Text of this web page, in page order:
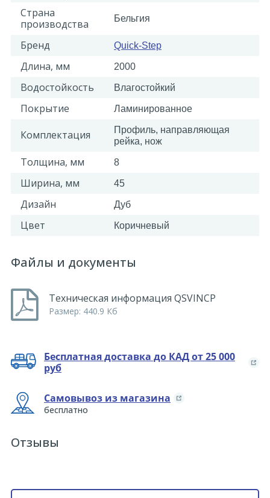
Страна
производства
Бельгия
Бренд Quick-Step
Длина, мм 2000
Водостойкость Влагостойкий
Покрытие Ламинированное
Комплектация
Профиль, направляющая
рейка, нож
Толщина, мм 8
Ширина, мм 45
Дизайн Дуб
Цвет Коричневый
Файлы и документы
Техническая информация QSVINCP
Размер: 440.9 Кб
Бесплатная доставка до КАД от 25 000
руб
Самовывоз из магазина
бесплатно
Отзывы